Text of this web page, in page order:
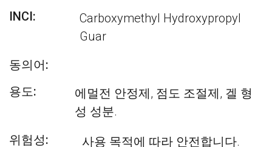
INCI:
Carboxymethyl Hydroxypropyl
Guar
동의어:
용도:
에멀전 안정제, 점도 조절제, 겔 형
성 성분.
위험성:
사용 목적에 따라 안전합니다.